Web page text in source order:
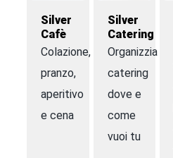
Silver
Cafè
Colazione,
pranzo,
aperitivo
e cena
Silver
Catering
Organizziamo
catering
dove e
come
vuoi tu